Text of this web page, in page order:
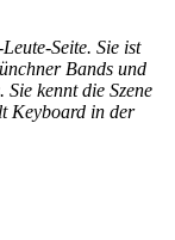
Seite. Sie ist
Bands und
kennt die Szene
Keyboard in der